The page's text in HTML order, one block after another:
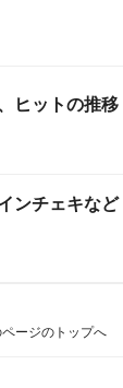
ヒットの推移
ンチェキなど
ページのトップへ